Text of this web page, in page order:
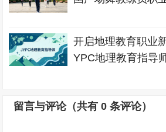
开启地理教育职业
YPC地理教育指导
留言与评论（共有0 条评论）